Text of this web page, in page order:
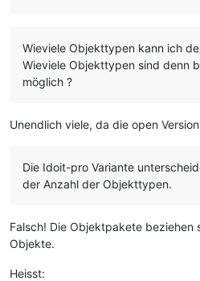
Wieviele Objekttypen kann ich
Wieviele Objekttypen sind denn
möglich ?
Unendlich viele, da die open
Die Idoit-pro Variante
der Anzahl der Objekttypen.
Falsch! Die Objektpakete beziehen
Objekte.
Heisst: